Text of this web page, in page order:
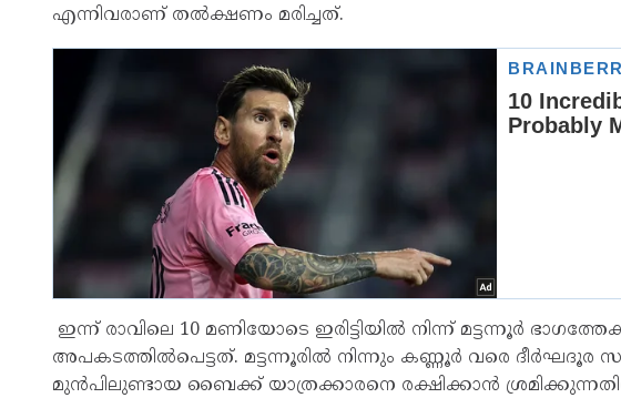
എന്നിവരാണ് തൽക്ഷണം മരിച്ചത്.
ഇന്ന് രാവിലെ 10 മണിയോടെ ഇരിട്ടിയിൽ നിന്ന് മട്ടന്നൂർ
അപകടത്തിൽപെട്ടത്. മട്ടന്നൂരിൽ നിന്നും കണ്ണൂർ വരെ
മുൻപിലുണ്ടായ ബൈക്ക് യാത്രക്കാരനെ രക്ഷിക്കാൻ